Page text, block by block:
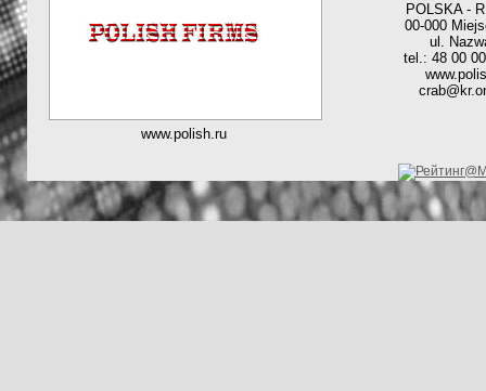
POLSKA -
00-000
ul.
tel.: 48 00
www.polish.ru